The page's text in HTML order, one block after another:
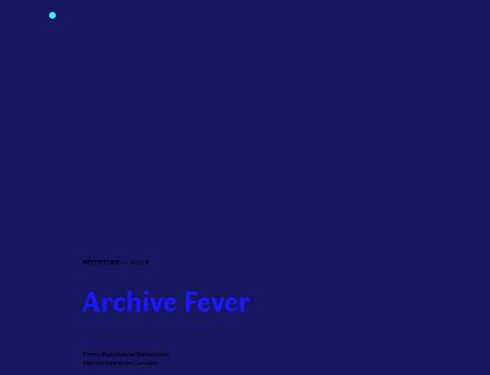
RÉPERTOIRE — 2025
Archive Fever
Emma Bigé, Hélène Giannecchini,
Marcela Santander Corvalán